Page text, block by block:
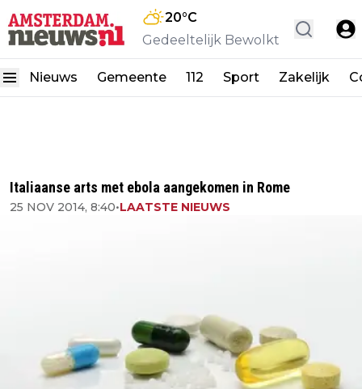
20°C
Gedeeltelijk Bewolkt
Nieuws Gemeente 112 Sport Zakelijk
Italiaanse arts met ebola aangekomen in Rome
25 NOV 2014, 8:40•LAATSTE NIEUWS